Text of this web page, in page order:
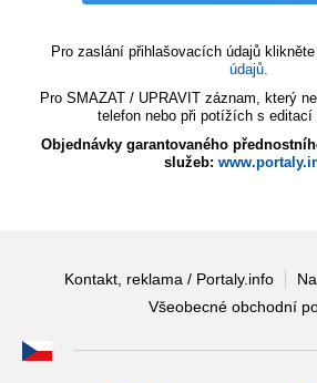
Pro zaslání přihlašovacích údajů
údajů.
Pro SMAZAT / UPRAVIT záznam, který
telefon nebo při potížích s editací
Objednávky garantovaného
služeb:
Kontakt, reklama / Portaly.info
Všeobecné obchodní